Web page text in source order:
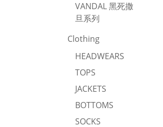
VANDAL 黑死撒
旦系列
Clothing
HEADWEARS
TOPS
JACKETS
BOTTOMS
SOCKS